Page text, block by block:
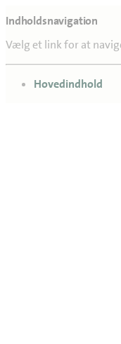
Indholdsnavigation
Vælg et link for at
gå til
Hovedindhold